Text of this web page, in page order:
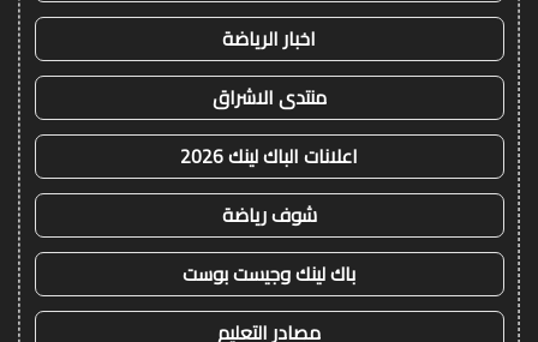
اخبار الرياضة
منتدى الاشراق
اعلانات الباك لينك 2026
شوف رياضة
باك لينك وجيست بوست
مصادر التعليم